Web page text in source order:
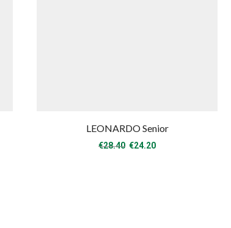
LEONARDO Senior
€28.40 Original
€24.20Η